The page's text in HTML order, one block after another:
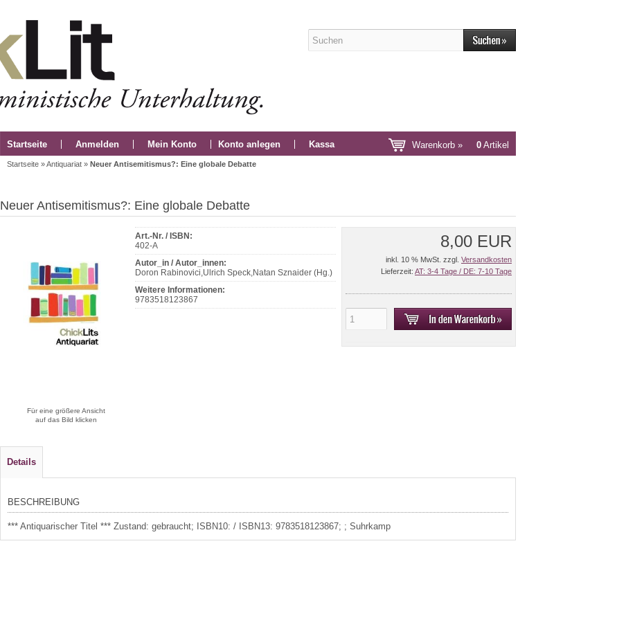
Startseite Anmelden Mein Konto Konto anlegen Kassa Warenkorb » 0 Artikel
Startseite »Antiquariat » Neuer Antisemitismus?: Eine globale Debatte
Neuer Antisemitismus?: Eine globale Debatte
Für eine größere Ansicht
auf das Bild klicken
Art.-Nr. / ISBN:
402-A
Autor_in / Autor_innen:
Doron Rabinovici,Ulrich Speck,Natan Sznaider (Hg.)
Weitere Informationen:
9783518123867
8,00 EUR
inkl. 10 % MwSt. zzgl. Versandkosten
Lieferzeit: AT: 3-4 Tage / DE: 7-10 Tage
Details
BESCHREIBUNG
*** Antiquarischer Titel *** Zustand: gebraucht; ISBN10: / ISBN13: 9783518123867; ; Suhrkamp